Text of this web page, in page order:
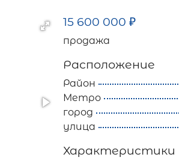
15 600 000₽
продажа
Расположение
Район
Метро
город
улица
Характеристики